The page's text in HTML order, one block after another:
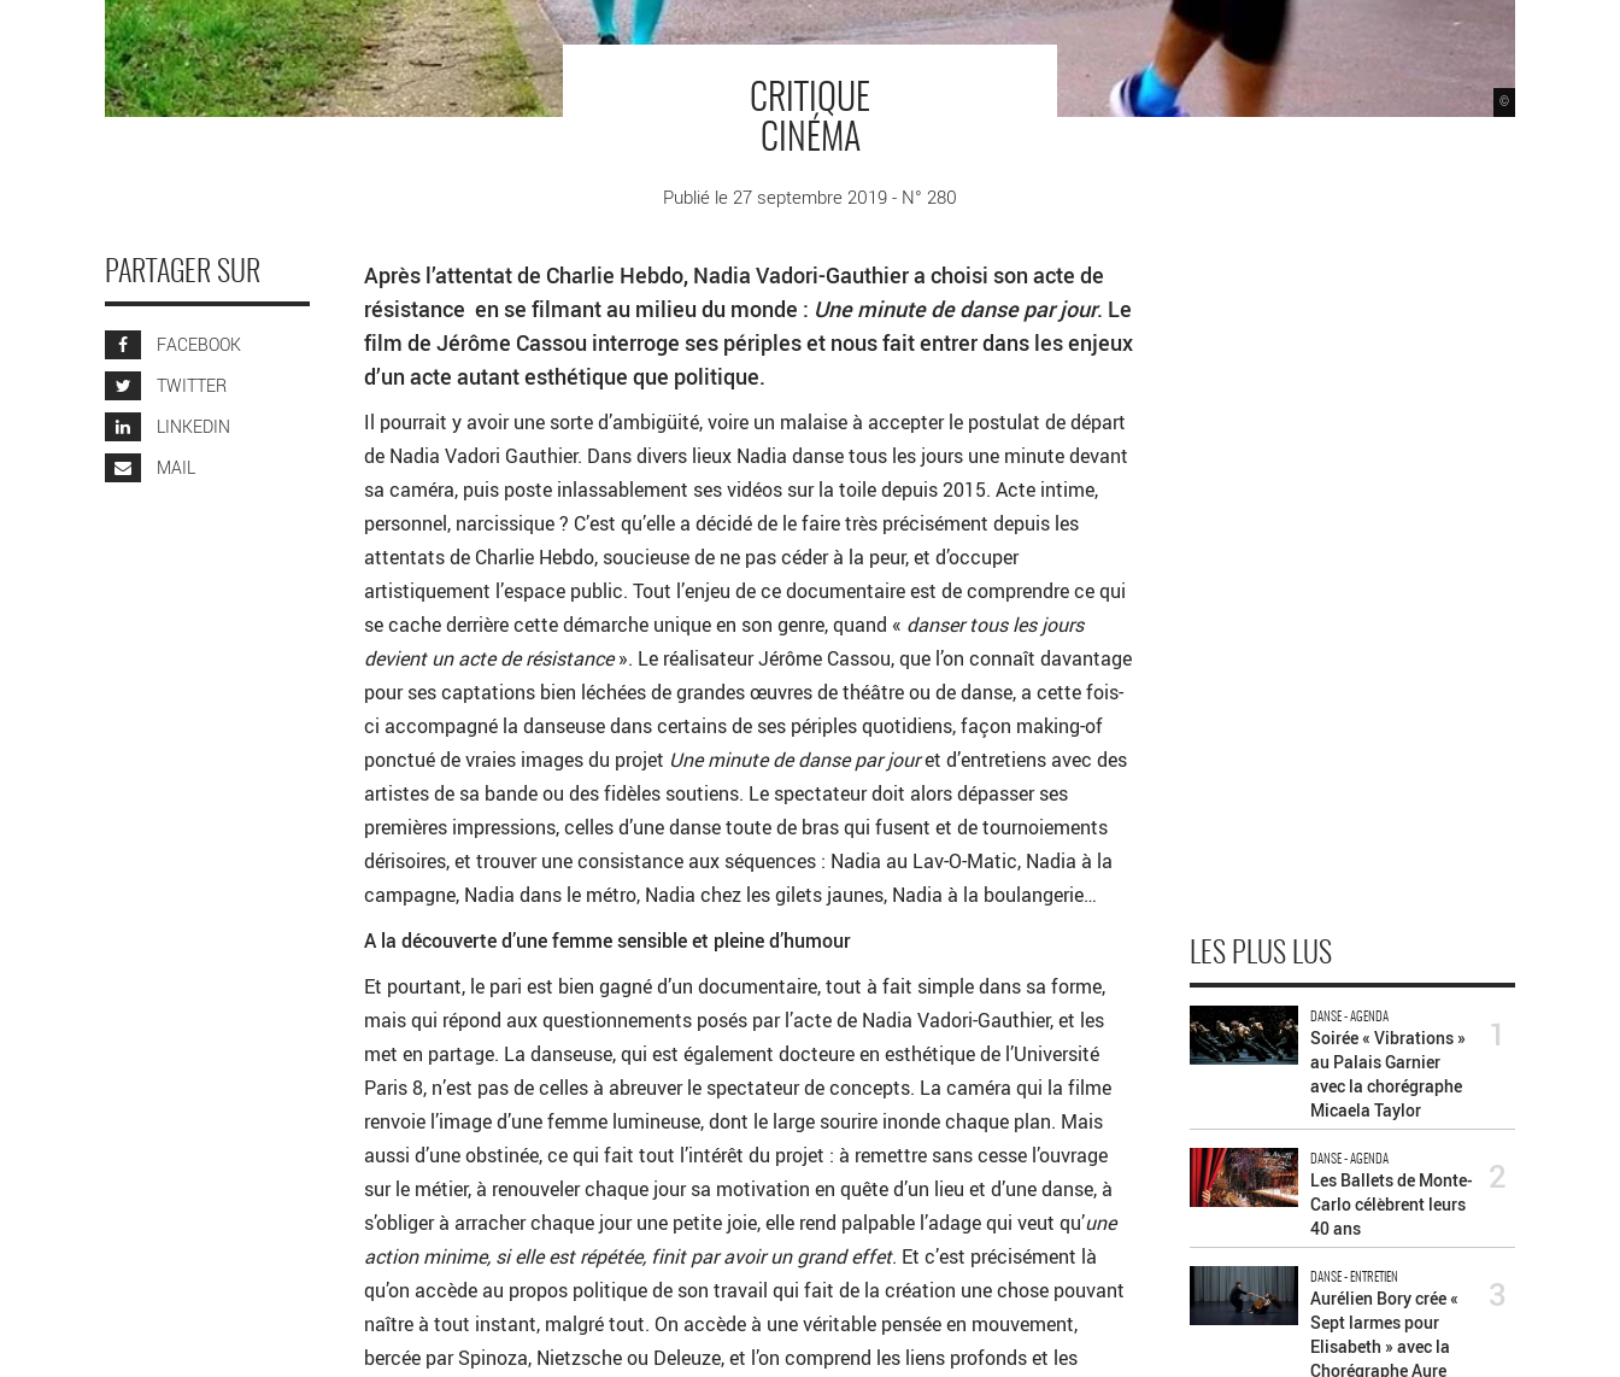
©
CRITIQUE
CINÉMA
Publié le 27 septembre 2019 - N° 280
PARTAGER SUR
FACEBOOK
TWITTER
LINKEDIN
MAIL
Après l’attentat de Charlie Hebdo, Nadia Vadori-Gauthier a choisi son acte de
résistance en se filmant au milieu du monde : Une minute de danse par jour. Le
film de Jérôme Cassou interroge ses périples et nous fait entrer dans les enjeux
d’un acte autant esthétique que politique.
Il pourrait y avoir une sorte d’ambigüité, voire un malaise à accepter le postulat de départ
de Nadia Vadori Gauthier. Dans divers lieux Nadia danse tous les jours une minute devant
sa caméra, puis poste inlassablement ses vidéos sur la toile depuis 2015. Acte intime,
personnel, narcissique ? C’est qu’elle a décidé de le faire très précisément depuis les
attentats de Charlie Hebdo, soucieuse de ne pas céder à la peur, et d’occuper
artistiquement l’espace public. Tout l’enjeu de ce documentaire est de comprendre ce qui
se cache derrière cette démarche unique en son genre, quand « danser tous les jours
devient un acte de résistance». Le réalisateur Jérôme Cassou, que l’on connaît davantage
pour ses captations bien léchées de grandes œuvres de théâtre ou de danse, a cette fois-
ci accompagné la danseuse dans certains de ses périples quotidiens, façon making-of
ponctué de vraies images du projet Une minute de danse par jouret d’entretiens avec des
artistes de sa bande ou des fidèles soutiens. Le spectateur doit alors dépasser ses
premières impressions, celles d’une danse toute de bras qui fusent et de tournoiements
dérisoires, et trouver une consistance aux séquences : Nadia au Lav-O-Matic, Nadia à la
campagne, Nadia dans le métro, Nadia chez les gilets jaunes, Nadia à la boulangerie…
A la découverte d’une femme sensible et pleine d’humour
Et pourtant, le pari est bien gagné d’un documentaire, tout à fait simple dans sa forme,
mais qui répond aux questionnements posés par l’acte de Nadia Vadori-Gauthier, et les
met en partage. La danseuse, qui est également docteure en esthétique de l’Université
Paris 8, n’est pas de celles à abreuver le spectateur de concepts. La caméra qui la filme
renvoie l’image d’une femme lumineuse, dont le large sourire inonde chaque plan. Mais
aussi d’une obstinée, ce qui fait tout l’intérêt du projet : à remettre sans cesse l’ouvrage
sur le métier, à renouveler chaque jour sa motivation en quête d’un lieu et d’une danse, à
s’obliger à arracher chaque jour une petite joie, elle rend palpable l’adage qui veut qu’une
action minime, si elle est répétée, finit par avoir un grand effet. Et c’est précisément là
qu’on accède au propos politique de son travail qui fait de la création une chose pouvant
naître à tout instant, malgré tout. On accède à une véritable pensée en mouvement,
bercée par Spinoza, Nietzsche ou Deleuze, et l’on comprend les liens profonds et les
LES PLUS LUS
DANSE - AGENDA
Soirée « Vibrations »
au Palais Garnier
avec la chorégraphe
Micaela Taylor
1
DANSE - AGENDA
Les Ballets de Monte-
Carlo célèbrent leurs
40 ans
2
DANSE - ENTRETIEN
Aurélien Bory crée «
Sept larmes pour
Elisabeth » avec la
Chorégraphe Aure
3